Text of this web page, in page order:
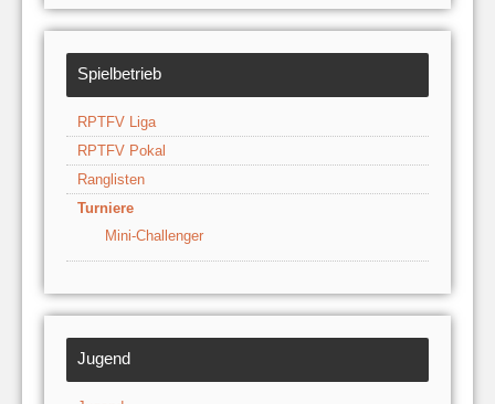
Spielbetrieb
RPTFV Liga
RPTFV Pokal
Ranglisten
Turniere
Mini-Challenger
Jugend